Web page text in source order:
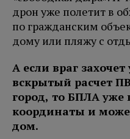
дрон уже полетит в
по гражданским
дому или пляжу с
А если враг
вскрытый расчет
город, то БПЛА уже
координаты и
дом.